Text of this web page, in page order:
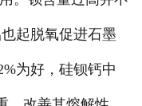
起脱氧促进石墨
为好，硅钡钙中